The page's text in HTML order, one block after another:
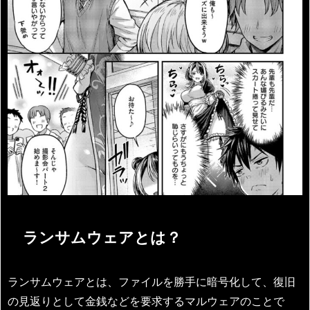
ランサムウェアとは？
ランサムウェアとは、ファイルを勝手に暗号化して、復旧
の見返りとして金銭などを要求するマルウェアのことで